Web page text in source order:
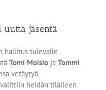
uutta jäsentä
hallitus tulevalle
Tomi Moisio ja Tommi
vetäytyä
heidän tilalleen